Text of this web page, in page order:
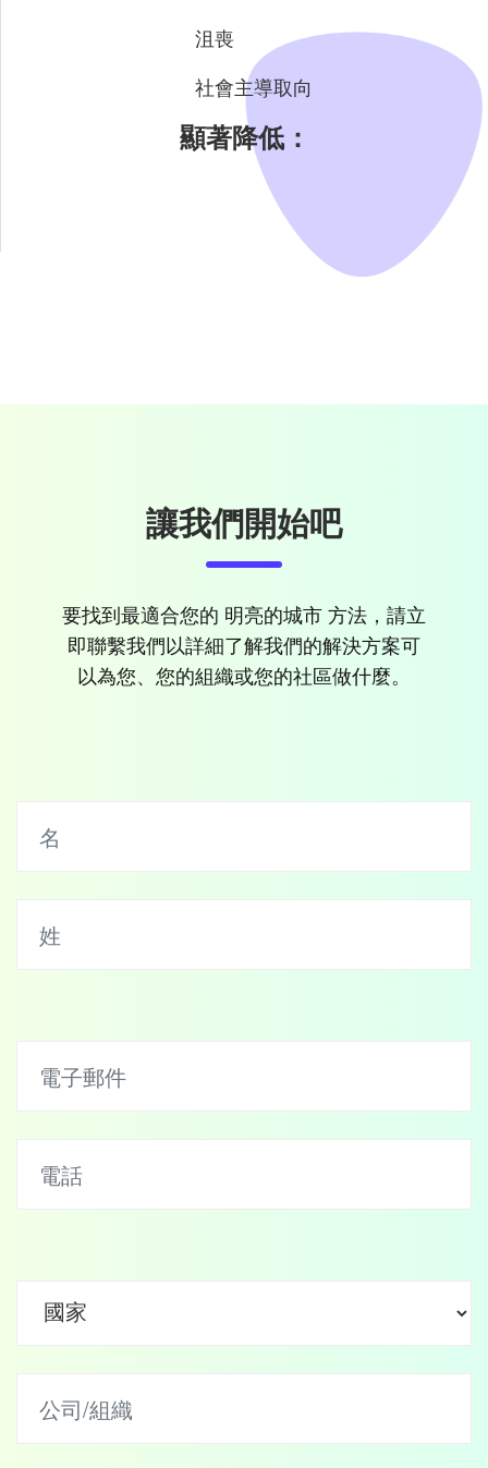
沮喪
社會主導取向
顯著降低：
讓我們開始吧
要找到最適合您的 明亮的城市 方法，請立
即聯繫我們以詳細了解我們的解決方案可
以為您、您的組織或您的社區做什麼。